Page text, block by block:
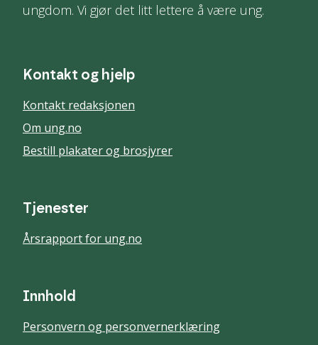
ungdom. Vi gjør det litt lettere å være ung.
Kontakt og hjelp
Kontakt redaksjonen
Om ung.no
Bestill plakater og brosjyrer
Tjenester
Årsrapport for ung.no
Innhold
Personvern og personvernerklæring